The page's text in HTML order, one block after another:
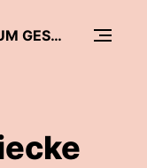
HERR FECHNER LÄDT ZUM GESPRÄCH - DER BILDUNGSPODCAST